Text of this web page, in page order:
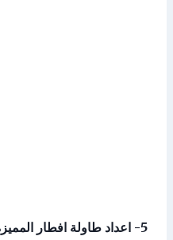
5- اعداد طاولة افطار المميزة